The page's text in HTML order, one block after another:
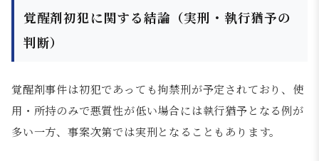
覚醒剤初犯に関する結論（実刑・執行猶予の
判断）
覚醒剤事件は初犯であっても拘禁刑が予定されており、使
用・所持のみで悪質性が低い場合には執行猶予となる例が
多い一方、事案次第では実刑となることもあります。